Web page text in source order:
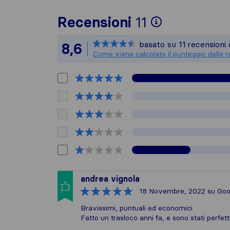
Recensioni 11
Per avere
Tutte le
8,6 basato su 11 recensioni
Come viene calcolato il punteggio delle
andrea vignola
18 Novembre, 2022 su
Bravissimi, puntuali ed economici
Fatto un trasloco anni fa, e sono stati perfetti